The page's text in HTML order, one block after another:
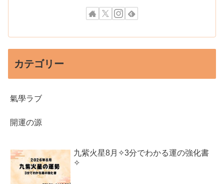
カテゴリー
氣學ラブ
開運の源
九紫火星8月✧3分でわかる運の強化書
✧